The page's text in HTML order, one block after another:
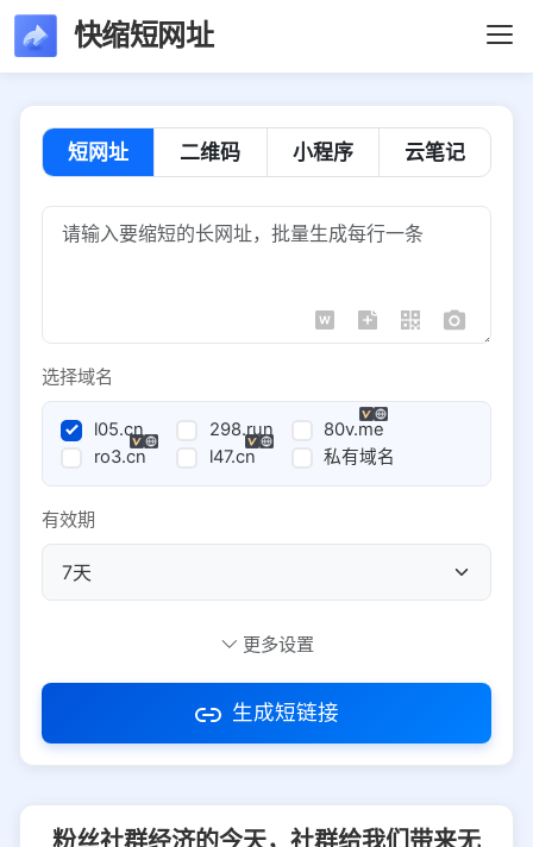
快缩短网址
短网址 二维码 小程序 云笔记
选择域名
l05.cn 298.run
80v.me
ro3.cn
l47.cn 私有域名
有效期
访问密码
更多设置
生成短链接
粉丝社群经济的今天，社群给我们带来无